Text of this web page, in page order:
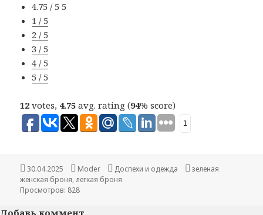
4.75 / 55
1 / 5
2 / 5
3 / 5
4 / 5
5 / 5
12 votes, 4.75 avg. rating (94% score)
1
Опубликовано
30.04.2025 Автор
Moder Рубрики
Доспехи и одежда Метки
зеленая
женская броня,легкая броня
Просмотров: 828